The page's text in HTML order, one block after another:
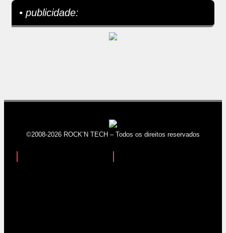
• publicidade:
©2008-2026 ROCK’N TECH – Todos os direitos reservados